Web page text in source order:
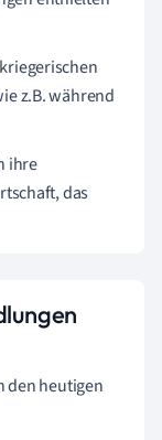
z.B. während
ihre
das
den heutigen